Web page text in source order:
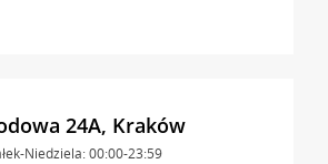
24A, Kraków
Niedziela: 00:00-23:59